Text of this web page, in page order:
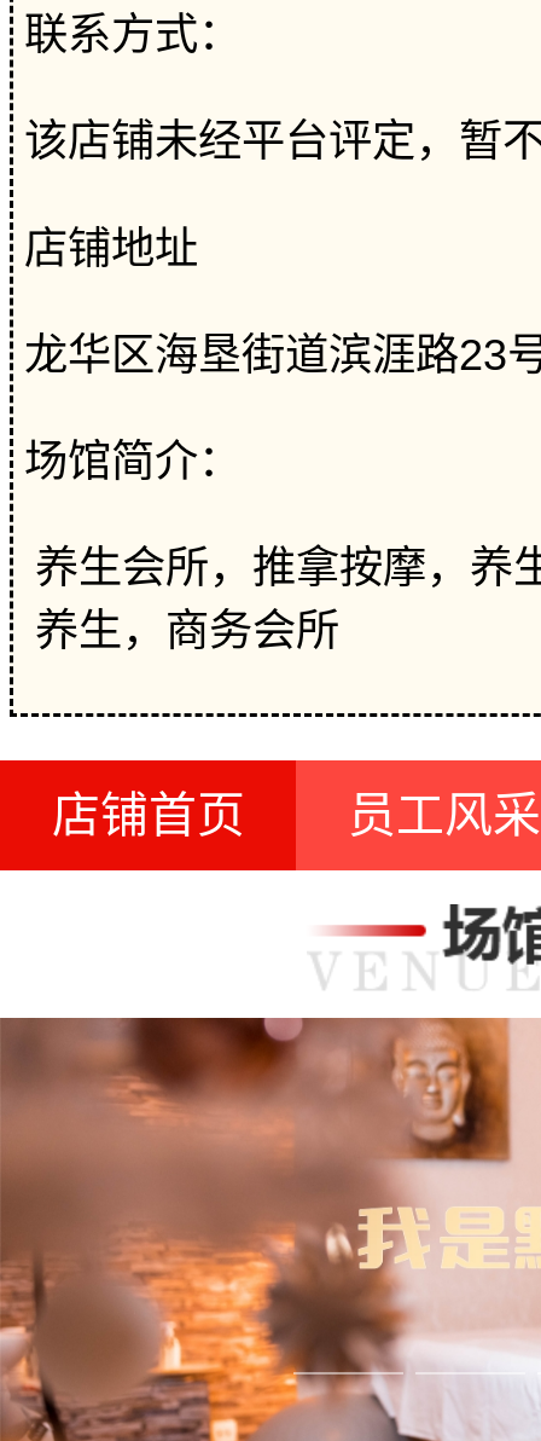
联系方式：
该店铺未经平台评定，暂
店铺地址
龙华区海垦街道滨涯路23
场馆简介：
养生会所，推拿按摩，养
养生，商务会所
店铺首页 员工风采